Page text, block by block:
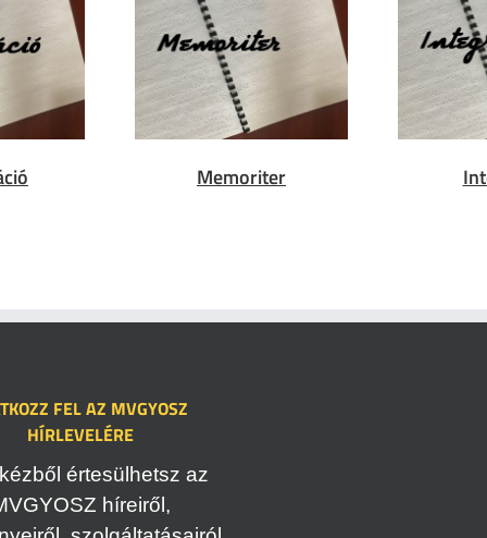
Memoriter
FEL AZ MVGYOSZ
HÍRLEVELÉRE
értesülhetsz az
híreiről,